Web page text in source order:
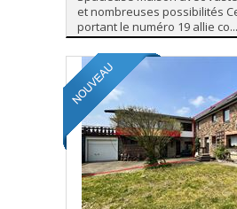
et nombreuses possibilités
portant le numéro 19 allie co...